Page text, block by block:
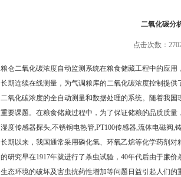
二氧化碳分
点击次数：
粮仓二氧化碳浓度自动监测系统在粮食储藏工程中的应
长期连续在线测量，为气调粮库的二氧化碳浓度控制提
二氧化碳浓度的全自动测量和数据处理的系统。随着我
重要课题。在粮食储藏过程中，为了保证储粮的品质质量
湿度传感器探头,不锈钢电热管,PT100传感器,流体电磁阀,
长期以来，我国通常采用磷化氢、环氧乙烷等化学药剂
的研究早在1917年就进行了杀虫试验，40年代后由于廉
生态环境的破坏及害虫抗药性增加等问题日益引起人们